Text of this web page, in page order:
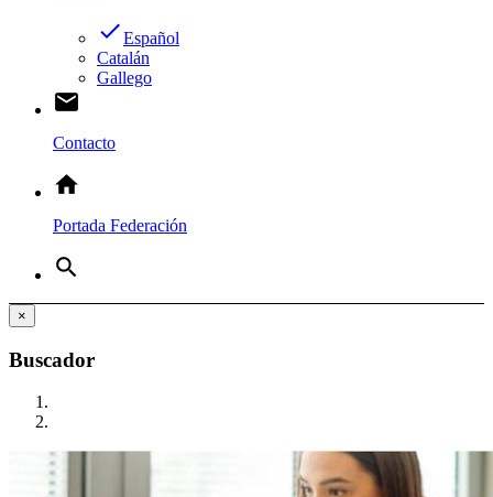
doneEspañol
Catalán
Gallego
email
Contacto
home
Portada Federación
search
×
Buscador